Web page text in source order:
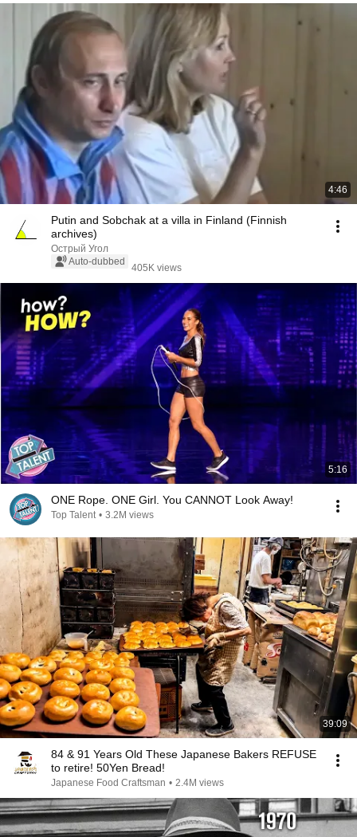
4:46
Putin and Sobchak at a villa in Finland (Finnish
archives)
Острый Угол
Auto-dubbed
405K views
5:16
ONE Rope. ONE Girl. You CANNOT Look Away!
Top Talent • 3.2M views
39:09
84 & 91 Years Old These Japanese Bakers REFUSE
to retire! 50Yen Bread!
Japanese Food Craftsman • 2.4M views